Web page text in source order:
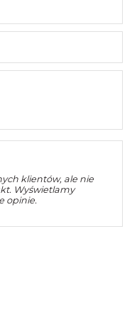
klientów, ale nie
Wyświetlamy
opinie.